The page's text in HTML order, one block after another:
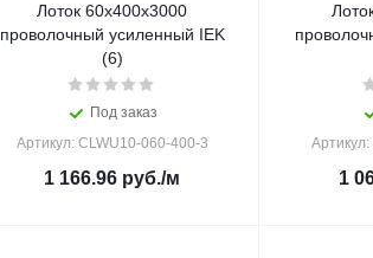
Лоток 60х400х3000
проволочный усиленный IEK
(6)
Под заказ
Артикул: CLWU10-060-400-3
1 166.96 руб./м 1